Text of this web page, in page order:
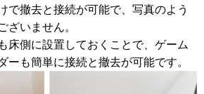
で撤去と接続が可能で、写真のよう
ざいません。
床側に設置しておくことで、ゲーム
ーも簡単に接続と撤去が可能です。